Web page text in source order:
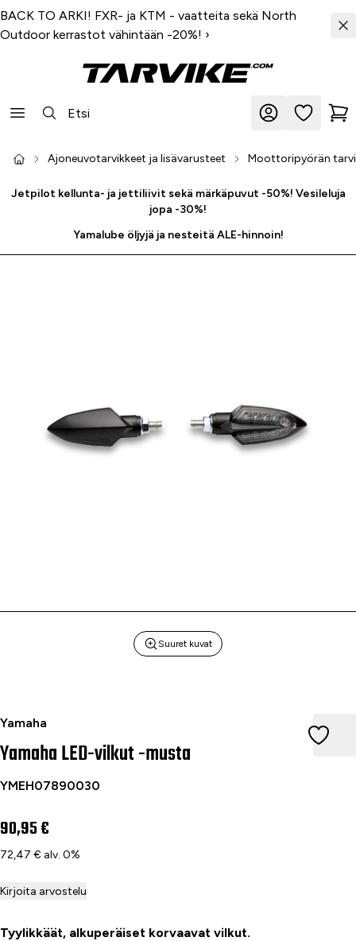
BACK TO ARKI! FXR- ja KTM - vaatteita sekä North
Outdoor kerrastot vähintään -20%! ›
Ajoneuvotarvikkeet ja lisävarusteet Moottoripyörän
Jetpilot kellunta- ja jettiliivit sekä märkäpuvut -50%! Vesileluja
jopa -30%!
Yamalube öljyjä ja nesteitä ALE-hinnoin!
Suuret kuvat
Yamaha
Yamaha LED-vilkut -musta
Yamaha LED-vilkut -musta
YMEH07890030
90,95 €
72,47 € alv. 0%
Kirjoita arvostelu
Tyylikkäät, alkuperäiset korvaavat vilkut.